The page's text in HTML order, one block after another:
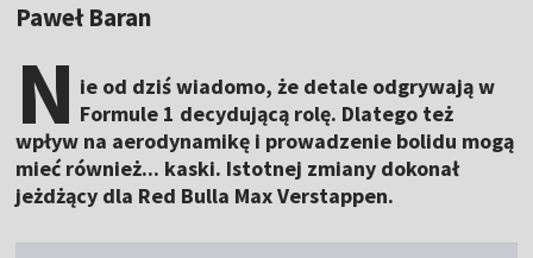
Paweł Baran
N ie od dziś wiadomo, że detale odgrywają w
Formule 1 decydującą rolę. Dlatego też
wpływ na aerodynamikę i prowadzenie bolidu mogą
mieć również... kaski. Istotnej zmiany dokonał
jeżdżący dla Red Bulla Max Verstappen.